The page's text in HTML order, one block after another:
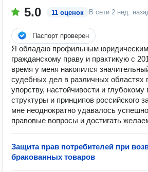
5.0 11 оценок В сети 2 нед.
Паспорт проверен
Я обладаю профильным
гражданскому праву и практикую с
время у меня накопился
судебных дел в различных областях
упорству, настойчивости и
структуры и принципов российского
мне неоднократно удавалось
правовые вопросы и достигать
Защита прав потребителей при
бракованных товаров